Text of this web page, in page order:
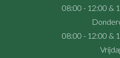
08:00 - 12:00 &
08:00 - 12:00 &